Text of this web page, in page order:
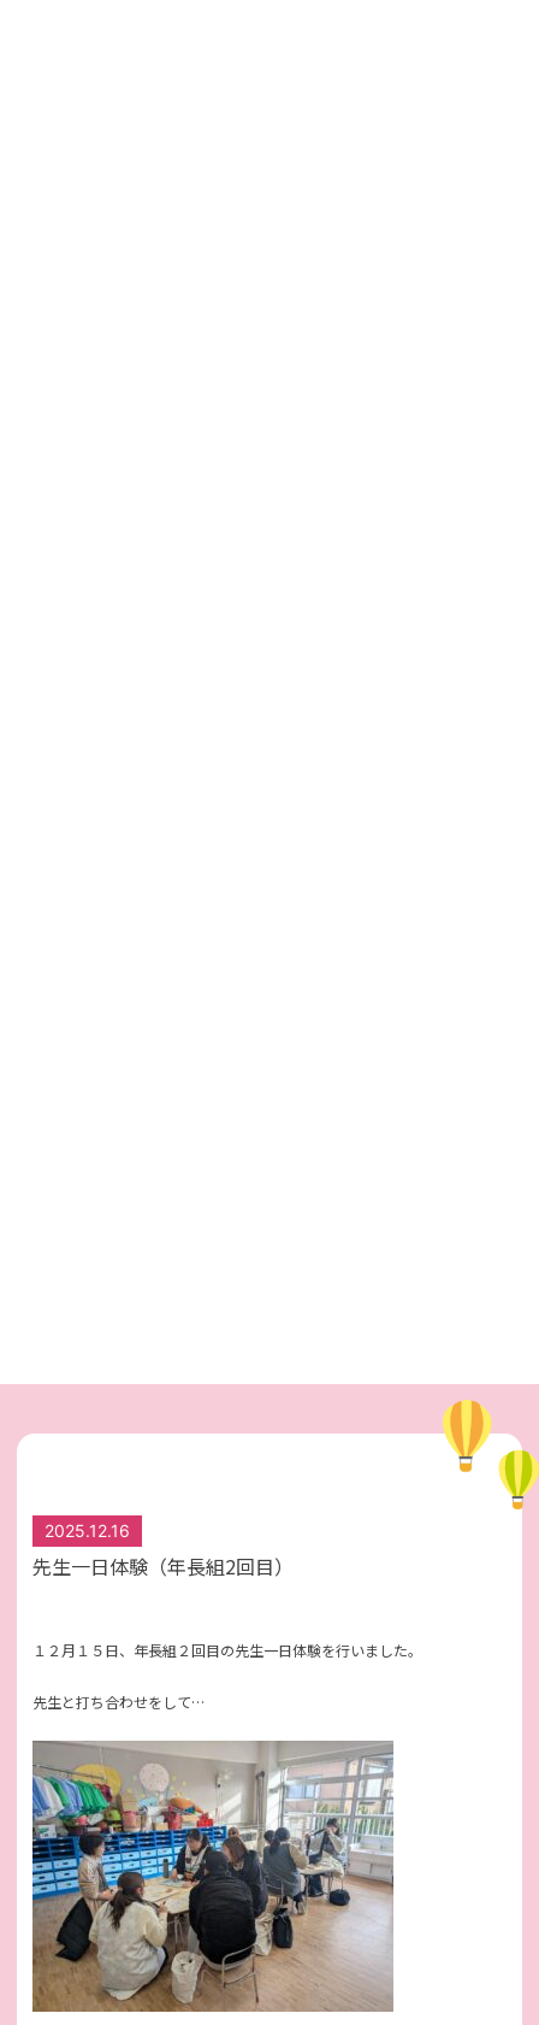
2025.12.16
先生一日体験（年長組2回目）
１２月１５日、年長組２回目の先生一日体験を行いました。
先生と打ち合わせをして…